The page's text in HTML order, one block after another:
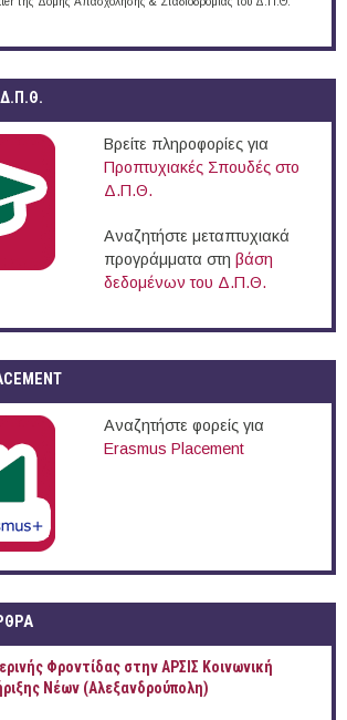
Βρείτε πληροφορίες για
Προπτυχιακές Σπουδές στο
Δ.Π.Θ.
Αναζητήστε μεταπτυχιακά
προγράμματα στη βάση
δεδομένων του Δ.Π.Θ.
Αναζητήστε φορείς για
Erasmus Placement
Φροντίδας στην ΑΡΣΙΣ Κοινωνική
Νέων (Αλεξανδρούπολη)